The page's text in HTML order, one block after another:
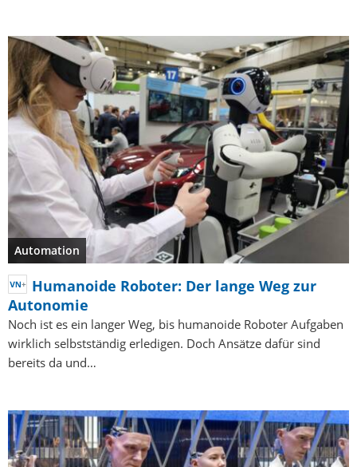
Automation
Humanoide Roboter: Der lange Weg zur
Autonomie
Noch ist es ein langer Weg, bis humanoide Roboter Aufgaben
wirklich selbstständig erledigen. Doch Ansätze dafür sind
bereits da und…